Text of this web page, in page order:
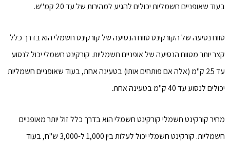
בעוד שאופניים חשמליות יכולים להגיע למהירות של עד 20 קמ"ש.
טווח נסיעה של הקורקינט טווח הנסיעה של קורקינט חשמלי הוא בדרך כלל
קצר יותר מטווח הנסיעה של אופניים חשמליות. קורקינט חשמלי יכול לנסוע
עד 25 ק"מ (אלה אם פותחים אותו) בטעינה אחת, בעוד שאופניים חשמליות
יכולים לנסוע עד 40 ק"מ בטעינה אחת.
מחיר קורקינט חשמלי קורקינט חשמלי הוא בדרך כלל זול יותר מאופניים
חשמליות. קורקינט חשמלי יכול לעלות בין 1,000 ל-3,000 ש"ח, בעוד